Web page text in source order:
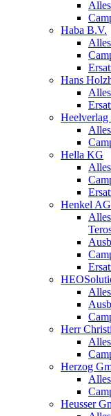
Haba B.V.
Hans
Hella KG
Henkel
Herr
Herzog
Heusser